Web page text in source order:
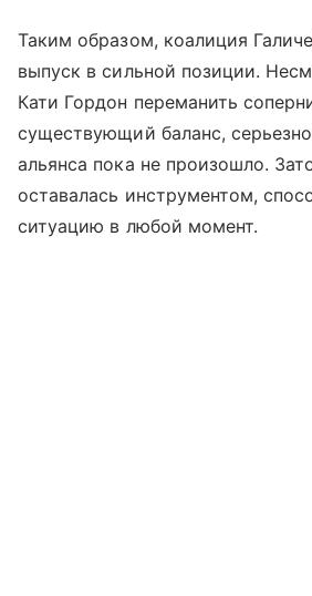
Таким образом, коалиция
выпуск в сильной позиции.
Кати Гордон переманить
существующий баланс,
альянса пока не произошло.
оставалась инструментом,
ситуацию в любой момент.